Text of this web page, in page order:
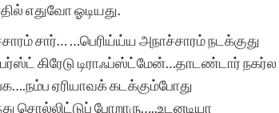
எதுவோ ஓடியது.
சார்… …பெரிய்ய்ய அநாச்சாரம் நடக்குது
கிரேடு டிராஃப்ஸ்ட்மேன்…தாடண்டார் நகர்ல
ஏரியாவக் கடக்கும்போது
சொல்லிட்டுப் போறாரு…..உடனடியா